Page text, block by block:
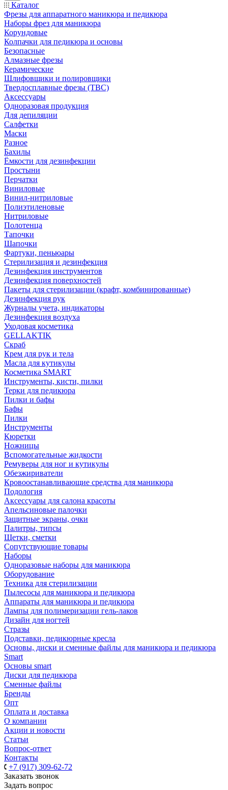
Каталог
Фрезы для аппаратного маникюра и педикюра
Наборы фрез для маникюра
Корундовые
Колпачки для педикюра и основы
Безопасные
Алмазные фрезы
Керамические
Шлифовщики и полировщики
Твердосплавные фрезы (ТВС)
Аксессуары
Одноразовая продукция
Для депиляции
Салфетки
Маски
Разное
Бахилы
Ёмкости для дезинфекции
Простыни
Перчатки
Виниловые
Винил-нитриловые
Полиэтиленовые
Нитриловые
Полотенца
Тапочки
Шапочки
Фартуки, пеньюары
Стерилизация и дезинфекция
Дезинфекция инструментов
Дезинфекция поверхностей
Пакеты для стерилизации (крафт, комбинированные)
Дезинфекция рук
Журналы учета, индикаторы
Дезинфекция воздуха
Уходовая косметика
GELLAKTIK
Скраб
Крем для рук и тела
Масла для кутикулы
Косметика SMART
Инструменты, кисти, пилки
Терки для педикюра
Пилки и бафы
Бафы
Пилки
Инструменты
Кюретки
Ножницы
Вспомогательные жидкости
Ремуверы для ног и кутикулы
Обезжириватели
Кровоостанавливающие средства для маникюра
Подология
Аксессуары для салона красоты
Апельсиновые палочки
Защитные экраны, очки
Палитры, типсы
Щетки, сметки
Сопутствующие товары
Наборы
Одноразовые наборы для маникюра
Оборудование
Техника для стерилизации
Пылесосы для маникюра и педикюра
Аппараты для маникюра и педикюра
Лампы для полимеризации гель-лаков
Дизайн для ногтей
Стразы
Подставки, педикюрные кресла
Основы, диски и сменные файлы для маникюра и педикюра
Smart
Основы smart
Диски для педикюра
Сменные файлы
Бренды
Опт
Оплата и доставка
О компании
Акции и новости
Статьи
Вопрос-ответ
Контакты
+7 (917) 309-62-72
Заказать звонок
Задать вопрос